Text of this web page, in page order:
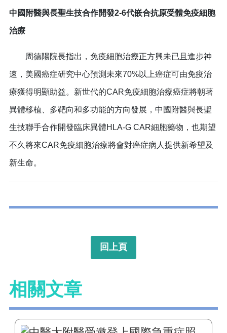
中國附醫與長聖生技合作開發2-6代嵌合抗原受體免疫細胞
治療
周德陽院長指出，免疫細胞治療正方興未已且進步神
速，美國癌症研究中心預測未來70%以上癌症可由免疫治
療獲得明顯助益。新世代的CAR免疫細胞治療癌症將朝著
異體移植、多靶向和多功能的方向發展，中國附醫與長聖
生技聯手合作開發臨床異體HLA-G CAR細胞藥物，也期望
不久將來CAR免疫細胞治療將會對癌症病人提供新希望及
新生命。
回上頁
相關文章